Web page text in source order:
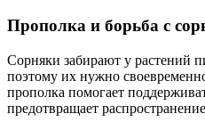
Прополка и борьба с
Сорняки забирают у растений
поэтому их нужно
прополка помогает
предотвращает